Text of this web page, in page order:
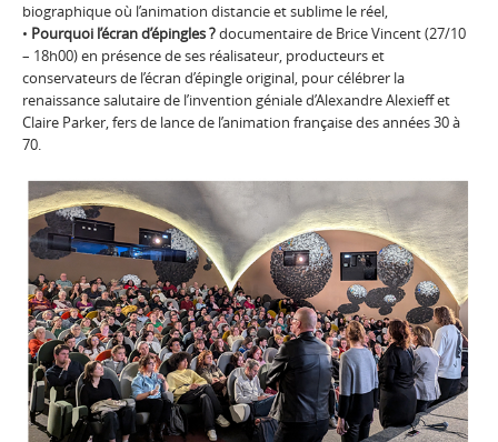
biographique où l’animation distancie et sublime le réel,
• Pourquoi l’écran d’épingles ?documentaire de Brice Vincent (27/10
– 18h00) en présence de ses réalisateur, producteurs et
conservateurs de l’écran d’épingle original, pour célébrer la
renaissance salutaire de l’invention géniale d’Alexandre Alexieff et
Claire Parker, fers de lance de l’animation française des années 30 à
70.